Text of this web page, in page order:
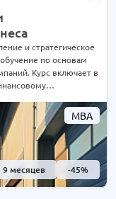
4 курса
MBA
9 месяцев -45%
и стратегическое
по основам
Курс включает в
и
знания в области
стратегического